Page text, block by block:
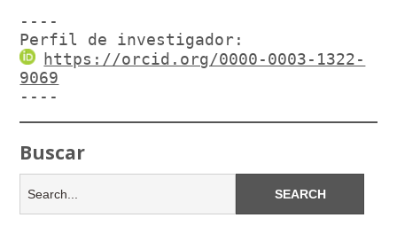
----
Perfil de investigador:
https://orcid.org/0000-0003-1322-
9069
----
Buscar